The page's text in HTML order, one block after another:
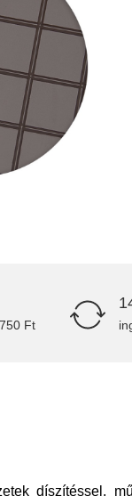
Ft
díszítéssel,